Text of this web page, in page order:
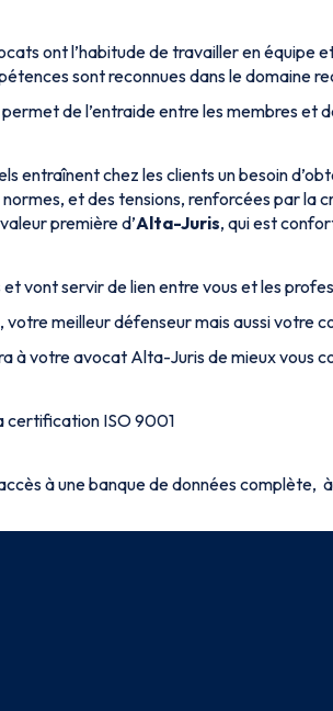
ont l’habitude de travailler en équipe
sont reconnues dans le domaine
de l’entraide entre les membres et
entraînent chez les clients un besoin
et des tensions, renforcées par la
première d’Alta-Juris, qui est
vont servir de lien entre vous et les
meilleur défenseur mais aussi votre
à votre avocat Alta-Juris de mieux vous
certification ISO 9001
à une banque de données